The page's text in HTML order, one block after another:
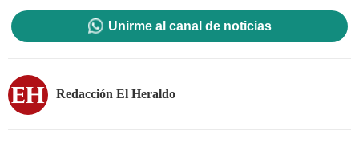
Unirme al canal de noticias
Redacción El Heraldo